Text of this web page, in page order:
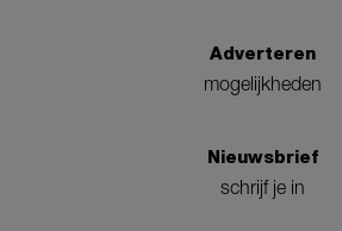
Adverteren
mogelijkheden
Nieuwsbrief
schrijf je in